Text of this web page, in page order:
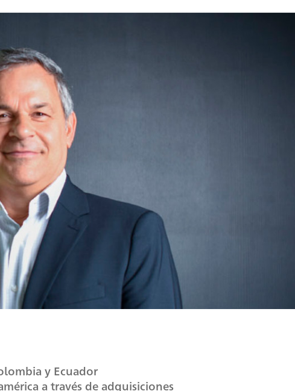
y Ecuador
a través de adquisiciones